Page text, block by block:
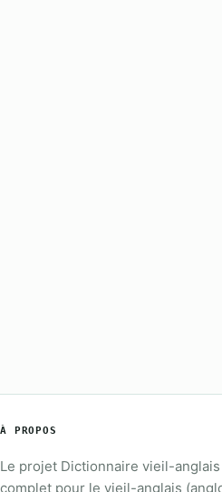
À PROPOS
Le projet Dictionnaire vieil-
complet pour le vieil-anglais